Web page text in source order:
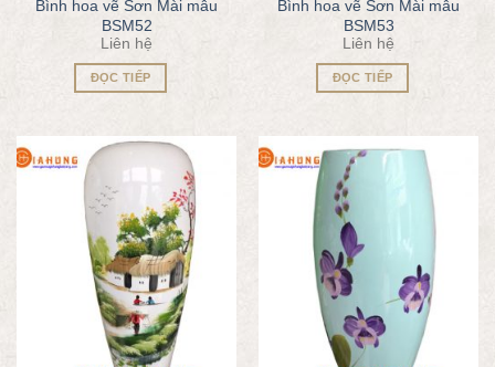
Bình hoa vẽ Sơn Mài mẫu
BSM52
Liên hệ
ĐỌC TIẾP
Bình hoa vẽ Sơn Mài mẫu
BSM53
Liên hệ
ĐỌC TIẾP